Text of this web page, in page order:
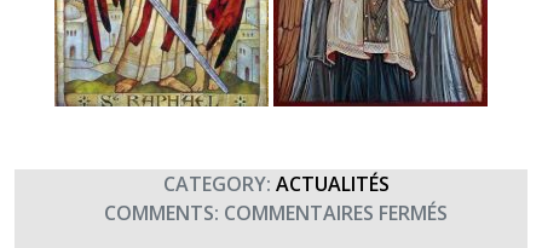
CATEGORY: ACTUALITÉS
COMMENTS: COMMENTAIRES FERMÉS